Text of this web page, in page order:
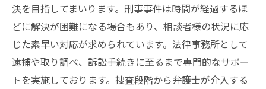
決を目指してまいります。刑事事件は時間が経過するほ
どに解決が困難になる場合もあり、相談者様の状況に応
じた素早い対応が求められています。法律事務所として
逮捕や取り調べ、訴訟手続きに至るまで専門的なサポー
トを実施しております。捜査段階から弁護士が介入する